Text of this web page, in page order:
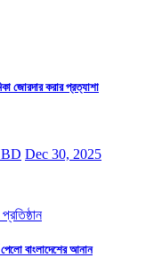
জোরদার করার প্রত্যাশা
Dec 30, 2025
প্রতিষ্ঠান
বাংলাদেশের আনান